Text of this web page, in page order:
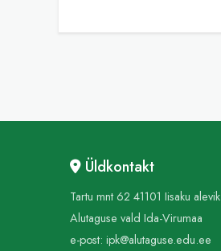
Üldkontakt
Tartu mnt 62 41101 Iisaku alevik
Alutaguse vald Ida-Virumaa
e-post: ipk@alutaguse.edu.ee